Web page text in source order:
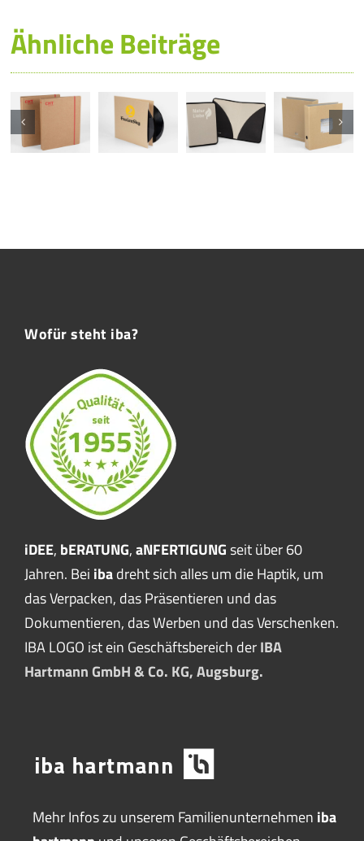
Ähnliche Beiträge
Wofür steht iba?
iDEE, bERATUNG,aNFERTIGUNGseit über 60
Jahren. Bei ibadreht sich alles um die Haptik, um
das Verpacken, das Präsentieren und das
Dokumentieren, das Werben und das Verschenken.
IBA LOGO ist ein Geschäftsbereich derIBA
Hartmann GmbH & Co. KG, Augsburg.
Mehr Infos zu unserem Familienunternehmen iba